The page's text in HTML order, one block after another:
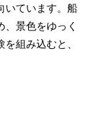
いています。船
景色をゆっく
組み込むと、